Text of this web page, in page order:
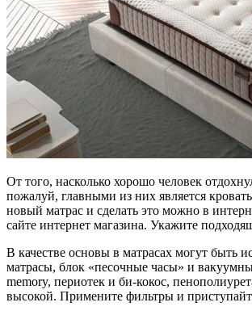
От того, насколько хорошо человек
пожалуй, главными из них является
новый матрас и сделать это можно в
сайте интернет магазина. Укажите
В качестве основы в матрасах могут
матрасы, блок «песочные часы» и
memory, периотек и би-кокос,
высокой. Примените фильтры и